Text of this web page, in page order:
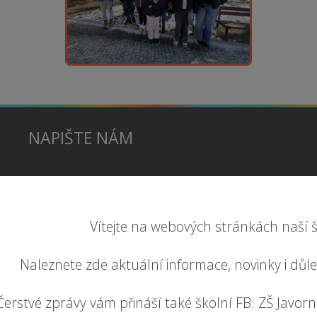
Vítejte na webových stránkách naší
Naleznete zde aktuální informace, novinky i
zprávy vám přináší také školní FB: ZŠ
NAPIŠTE NÁM